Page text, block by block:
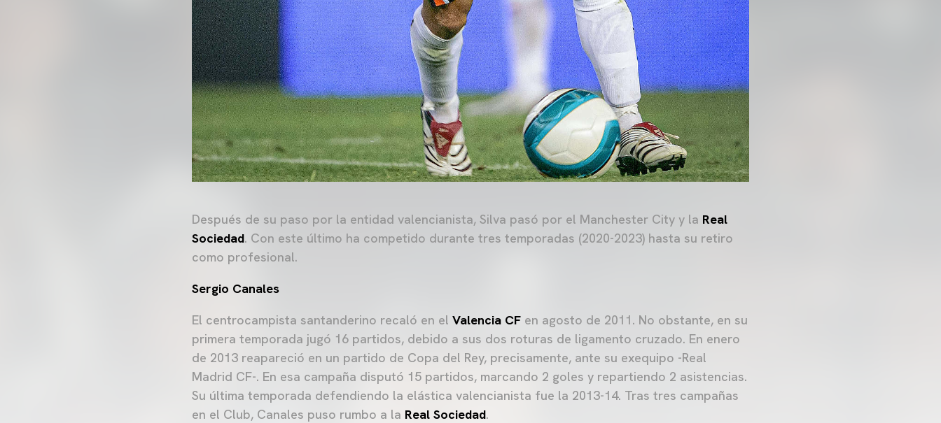
Después de su paso por la entidad valencianista, Silva pasó por el Manchester City y la Real
Sociedad. Con este último ha competido durante tres temporadas (2020-2023) hasta su retiro
como profesional.
Sergio Canales
El centrocampista santanderino recaló en el Valencia CF en agosto de 2011. No obstante, en su
primera temporada jugó 16 partidos, debido a sus dos roturas de ligamento cruzado. En enero
de 2013 reapareció en un partido de Copa del Rey, precisamente, ante su exequipo -Real
Madrid CF-. En esa campaña disputó 15 partidos, marcando 2 goles y repartiendo 2 asistencias.
Su última temporada defendiendo la elástica valencianista fue la 2013-14. Tras tres campañas
en el Club, Canales puso rumbo a la Real Sociedad.